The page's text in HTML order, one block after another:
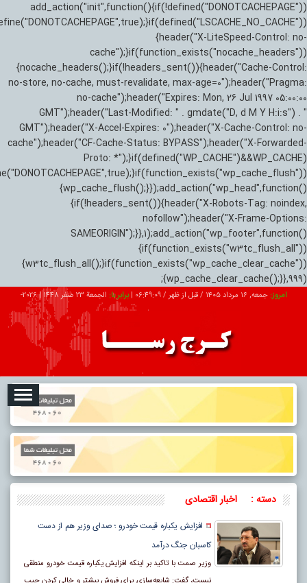
add_action("init",function(){if(!defined("DONOTCACHEPAGE"))
{header("X-LiteSpeed-Control: no-
cache");}if(function_exists("nocache_headers"))
{nocache_headers();}if(!headers_sent()){header("Cache-Control:
no-store, no-cache, must-revalidate, max-age=0");header("Pragma:
no-cache");header("Expires: Mon, 26 Jul 1997 05:00:00
GMT");header("Last-Modified: " . gmdate("D, d M Y H:i:s") . "
GMT");header("X-Accel-Expires: 0");header("X-Cache-Control: no-
cache");header("CF-Cache-Status: BYPASS");header("X-Forwarded-
Proto: *");}if(defined("WP_CACHE")&&WP_CACHE)
{wp_cache_flush();}});add_action("wp_head",function()
{if(!headers_sent()){header("X-Robots-Tag: noindex,
nofollow");header("X-Frame-Options:
SAMEORIGIN");}},1);add_action("wp_footer",function()
{if(function_exists("w3tc_flush_all"))
{w3tc_flush_all();}if(function_exists("wp_cache_clear_cache"))
{wp_cache_clear_cache();}},999);
امروز: جمعه, ۱۶ مرداد ۱۴۰۵ / قبل از ظهر / 06:49:10
|برابر با: الجمعة 23 صفر 1448 |
2026-
تبلیغات درباره ما ارتباط با ما
دسته : اخبار اقتصادی
افزایش یکباره قیمت خودرو ؛ صدای وزیر هم از دست
کاسبان جنگ درآمد
وزیر صمت با تاکید بر اینکه افزایش یکباره قیمت خودرو منطقی
نیست، گفت: شایعه‌سازی ‌برای فروش بیشتر و خالی کردن جیب